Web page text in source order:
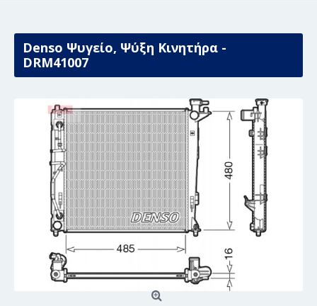
Denso Ψυγείο, Ψύξη Κινητήρα -
DRM41007